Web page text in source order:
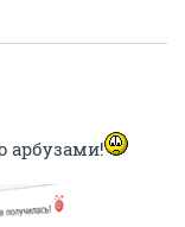
арбузами!